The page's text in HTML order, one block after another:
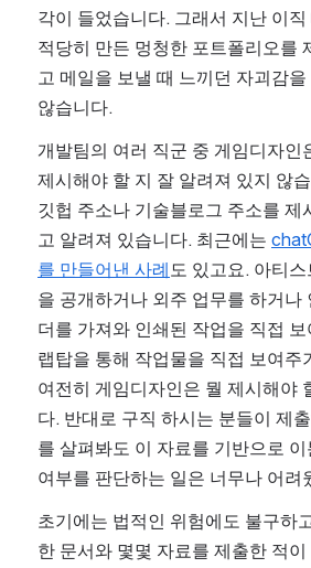
각이 들었습니다. 그래서 지난 이
적당히 만든 멍청한 포트폴리오를
고 메일을 보낼 때 느끼던 자괴감
않습니다.
개발팀의 여러 직군 중 게임디자인
제시해야 할 지 잘 알려져 있지 않
깃헙 주소나 기술블로그 주소를 제
고 알려져 있습니다. 최근에는
를 만들어낸 사례도 있고요. 아티
을 공개하거나 외주 업무를 하거나
더를 가져와 인쇄된 작업을 직접
랩탑을 통해 작업물을 직접 보여주
여전히 게임디자인은 뭘 제시해야
다. 반대로 구직 하시는 분들이 제
를 살펴봐도 이 자료를 기반으로
여부를 판단하는 일은 너무나 어려
초기에는 법적인 위험에도 불구하
한 문서와 몇몇 자료를 제출한 적